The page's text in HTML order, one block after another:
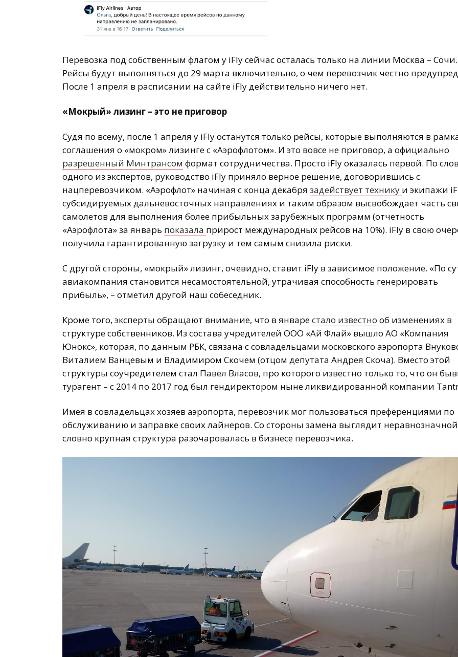
Перевозка под собственным флагом у iFly сейчас осталась только на линии Москва – Сочи.
Рейсы будут выполняться до 29 марта включительно, о чем перевозчик честно
После 1 апреля в расписании на сайте iFly действительно ничего нет.
«Мокрый» лизинг – это не приговор
Судя по всему, после 1 апреля у iFly останутся только рейсы, которые выполняются в
соглашения о «мокром» лизинге с «Аэрофлотом». И это вовсе не приговор, а официально
разрешенный Минтрансом формат сотрудничества. Просто iFly оказалась первой. По
одного из экспертов, руководство iFly приняло верное решение, договорившись с
нацперевозчиком. «Аэрофлот» начиная с конца декабря задействует технику и экипажи
субсидируемых дальневосточных направлениях и таким образом высвобождает часть
самолетов для выполнения более прибыльных зарубежных программ (отчетность
«Аэрофлота» за январь показала прирост международных рейсов на 10%). iFly в свою
получила гарантированную загрузку и тем самым снизила риски.
С другой стороны, «мокрый» лизинг, очевидно, ставит iFly в зависимое положение. «По
авиакомпания становится несамостоятельной, утрачивая способность генерировать
прибыль», – отметил другой наш собеседник.
Кроме того, эксперты обращают внимание, что в январестало известно об изменениях в
структуре собственников. Из состава учредителей ООО «Ай Флай» вышло АО «Компания
Юнокс», которая, по данным РБК, связана с совладельцами московского аэропорта
Виталием Ванцевым и Владимиром Скочем (отцом депутата Андрея Скоча). Вместо этой
структуры соучредителем стал Павел Власов, про которого известно только то, что он
турагент – с 2014 по 2017 год был гендиректором ныне ликвидированной компании
Имея в совладельцах хозяев аэропорта, перевозчик мог пользоваться преференциями по
обслуживанию и заправке своих лайнеров. Со стороны замена выглядит
словно крупная структура разочаровалась в бизнесе перевозчика.